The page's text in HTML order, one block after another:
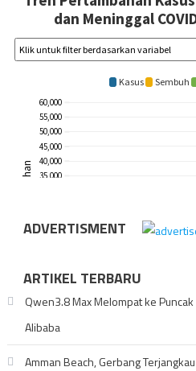
ADVERTISMENT
ARTIKEL TERBARU
Qwen3.8 Max Melompat ke
Alibaba
Amman Beach, Gerbang